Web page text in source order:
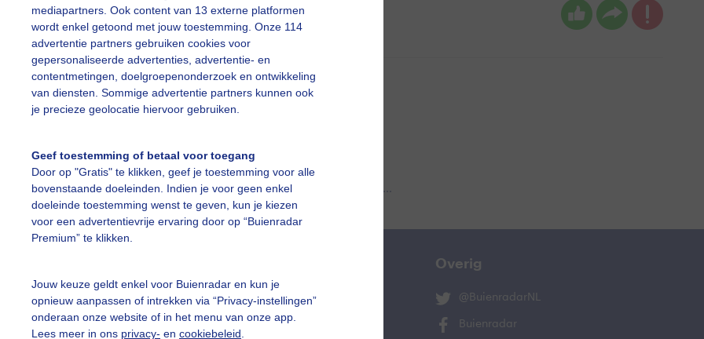
mediapartners. Ook content van 13 externe platformen
wordt enkel getoond met jouw toestemming. Onze 114
advertentie partners gebruiken cookies voor
gepersonaliseerde advertenties, advertentie- en
contentmetingen, doelgroepenonderzoek en ontwikkeling
van diensten. Sommige advertentie partners kunnen ook
je precieze geolocatie hiervoor gebruiken.
Geef toestemming of betaal voor toegang
Door op "Gratis" te klikken, geef je toestemming voor alle
bovenstaande doeleinden. Indien je voor geen enkel
doeleinde toestemming wenst te geven, kun je kiezen
voor een advertentievrije ervaring door op “Buienradar
Premium” te klikken.
Jouw keuze geldt enkel voor Buienradar en kun je
opnieuw aanpassen of intrekken via “Privacy-instellingen”
onderaan onze website of in het menu van onze app.
Lees meer in ons privacy- en cookiebeleid
ben Saanen Gemaakt: 13-06-2024, 58x bekeken
Een moment geduld aub...
vragen
De Bilt
Overig
@BuienradarNL
Buienradar